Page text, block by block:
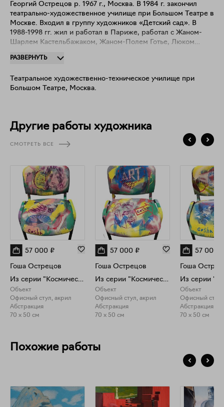
Георгий Острецов р. 1967 г., Москва. В 1984 г. закончил
театрально-художественное училище при Большом Театре в
Москве. Входил в группу художников «Детский сад». В
1988-1998 гг. жил и работал в Париже, работал с Жаном-
Шарлем Кастельбажаком, Жаном-Полем Готье, Люком
Венецианской биеннале современного искусства.
(Париж), Государственной Третьяковской галереи (Москва);
Государственного Русского музея, Санкт-Петербург (Санкт-
Петербург); в частных коллекциях Чарльза Саатчи, Симона
РАЗВЕРНУТЬ
Театральное художественно-техническое училище при
Большом Театре, Москва.
Другие работы художника
СМОТРЕТЬ ВСЕ
57 000 ₽
Гоша Острецов
Из серии "Космический офис"
Объект
Офисный стул, акрил
Абстракция
70 x 50 см
57 000 ₽
Гоша Острецов
Из серии "Космический офис"
Объект
Офисный стул, акрил
Абстракция
70 x 50 см
57 000
Гоша
Объект
Офисный стул,
Абстракция
70 x 50 см
Похожие работы